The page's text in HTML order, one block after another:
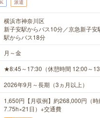
派遣
横浜市神奈川区
新子安駅からバス10分／京急新子安
駅からバス18分
月～金
★8:45～17:30（休憩時間 12:00～
2026年9月～長期（3ヵ月以上）
1,650円【月収例】約268,000円（
7.75h×21日）+交通費